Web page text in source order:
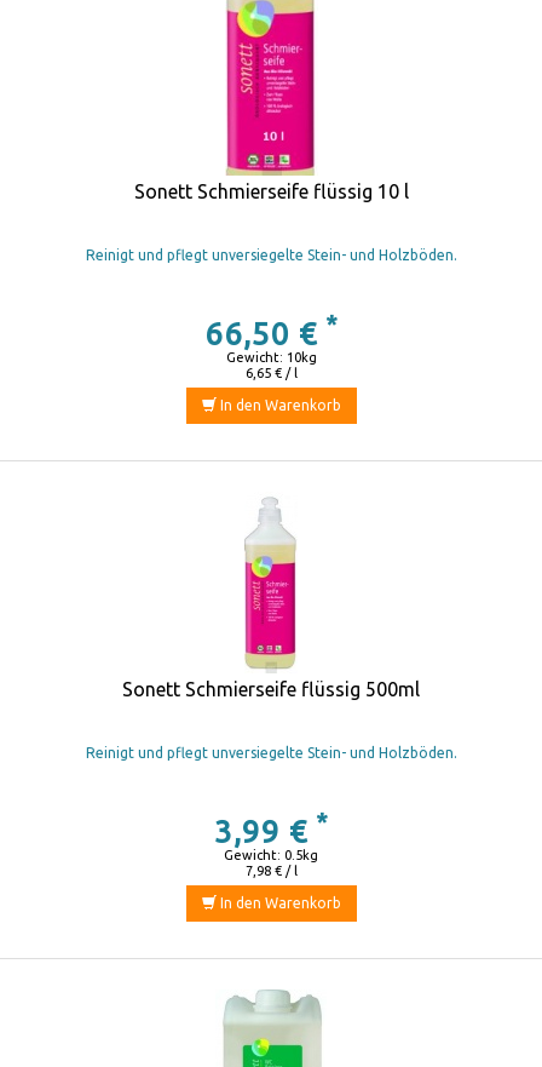
Sonett Schmierseife flüssig 10 l
Reinigt und pflegt unversiegelte Stein- und Holzböden.
66,50 € *
6,65 € / l
Gewicht: 10kg
In den Warenkorb
Sonett Schmierseife flüssig 500ml
Reinigt und pflegt unversiegelte Stein- und Holzböden.
3,99 € *
7,98 € / l
Gewicht: 0.5kg
In den Warenkorb